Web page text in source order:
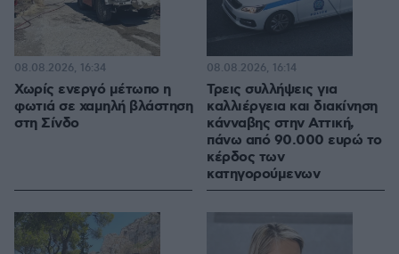
Χωρίς ενεργό μέτωπο η
φωτιά σε χαμηλή βλάστηση
στη Σίνδο
08.08.2026, 16:34
Τρεις συλλήψεις για
καλλιέργεια και διακίνηση
κάνναβης στην Αττική,
πάνω από 90.000 ευρώ το
κέρδος των
κατηγορούμενων
08.08.2026, 16:14